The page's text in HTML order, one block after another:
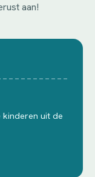
aan!
uit de